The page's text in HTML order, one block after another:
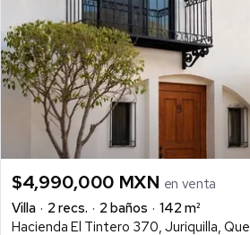
$4,990,000 MXN en venta
Villa
2 recs. 2 baños
142 m²
Hacienda El Tintero 370, Juriquilla,